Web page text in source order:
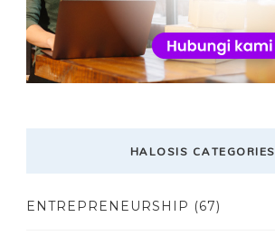
HALOSIS CATEGORIES
ENTREPRENEURSHIP (67)